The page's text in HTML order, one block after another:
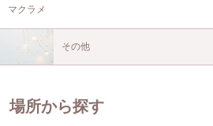
マクラメ
その他
場所から探す